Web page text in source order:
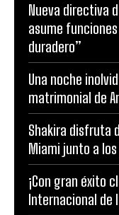
Nueva directiva
asume
duradero”
Una noche
matrimonial de
Shakira disfruta
Miami junto a
¡Con gran éxito
Internacional de